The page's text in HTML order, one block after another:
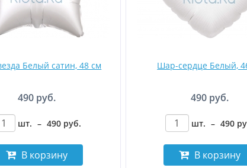
Белый сатин, 48 см
490 руб.
шт. – 490 руб.
В корзину
Шар-сердце Белый,
490 руб.
шт. – 490
В корзину